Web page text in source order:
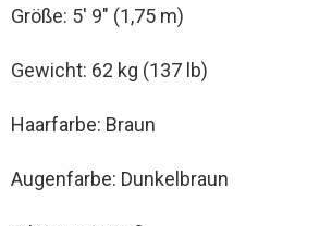
Größe: 5′ 9″ (1,75 m)
Gewicht: 62 kg (137 lb)
Haarfarbe: Braun
Augenfarbe: Dunkelbraun